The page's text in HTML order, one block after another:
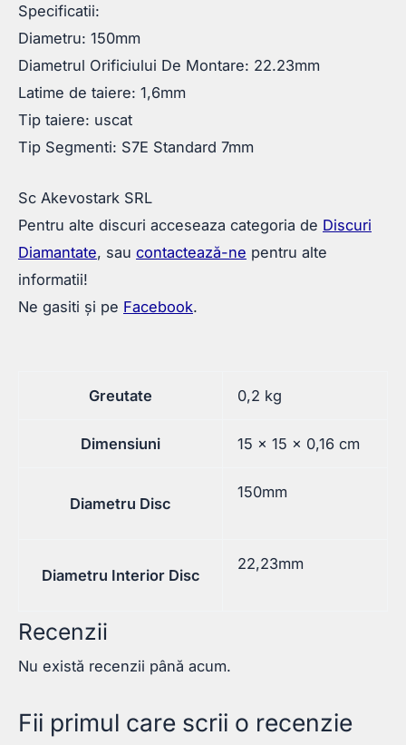
Specificatii:
Diametru: 150mm
Diametrul Orificiului De Montare: 22.23mm
Latime de taiere: 1,6mm
Tip taiere: uscat
Tip Segmenti: S7E Standard 7mm
Sc Akevostark SRL
Pentru alte discuri acceseaza categoria de Discuri
Diamantate, sau contactează-ne pentru alte
informatii!
Ne gasiti și pe Facebook.
Greutate 0,2 kg
Dimensiuni 15 × 15 × 0,16 cm
Diametru Disc
150mm
Diametru Interior Disc
22,23mm
Recenzii
Nu există recenzii până acum.
Fii primul care scrii o recenzie